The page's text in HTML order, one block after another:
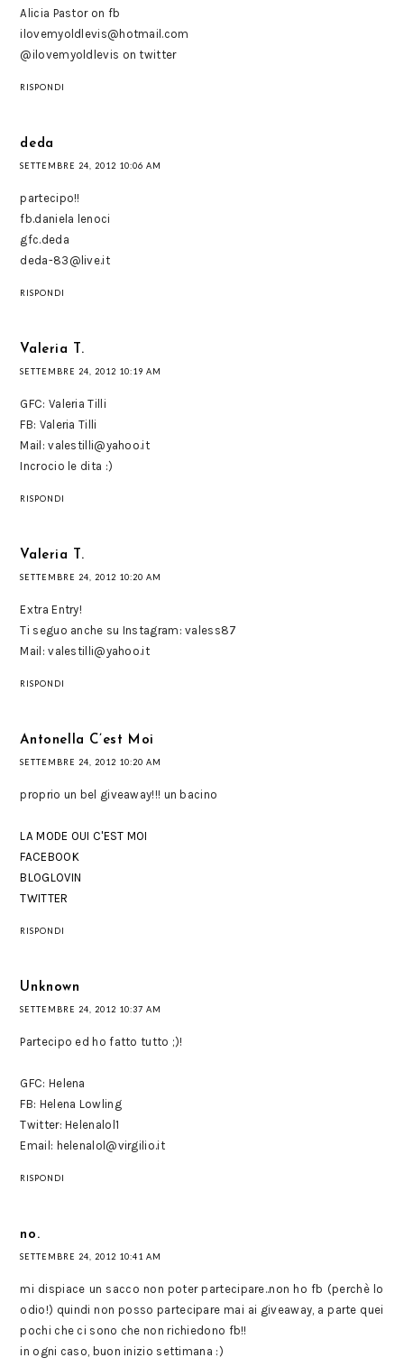
Alicia Pastor on fb
ilovemyoldlevis@hotmail.com
@ilovemyoldlevis on twitter
RISPONDI
deda
SETTEMBRE 24, 2012 10:06 AM
partecipo!!
fb.daniela lenoci
gfc.deda
deda-83@live.it
RISPONDI
Valeria T.
SETTEMBRE 24, 2012 10:19 AM
GFC: Valeria Tilli
FB: Valeria Tilli
Mail: valestilli@yahoo.it
Incrocio le dita :)
RISPONDI
Valeria T.
SETTEMBRE 24, 2012 10:20 AM
Extra Entry!
Ti seguo anche su Instagram: valess87
Mail: valestilli@yahoo.it
RISPONDI
Antonella C’est Moi
SETTEMBRE 24, 2012 10:20 AM
proprio un bel giveaway!!! un bacino
LA MODE OUI C'EST MOI
FACEBOOK
BLOGLOVIN
TWITTER
RISPONDI
Unknown
SETTEMBRE 24, 2012 10:37 AM
Partecipo ed ho fatto tutto ;)!
GFC: Helena
FB: Helena Lowling
Twitter: Helenalol1
Email: helenalol@virgilio.it
RISPONDI
no.
SETTEMBRE 24, 2012 10:41 AM
mi dispiace un sacco non poter partecipare..non ho fb (perchè lo
odio!) quindi non posso partecipare mai ai giveaway, a parte quei
pochi che ci sono che non richiedono fb!!
in ogni caso, buon inizio settimana :)